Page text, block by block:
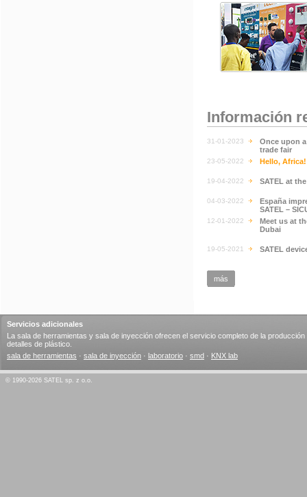
Información
31-01-2023
Once upon a
trade fair
23-05-2022 Hello, Africa!
19-04-2022 SATEL at
04-03-2022
España
SATEL –
12-01-2022
Meet us at
Dubai
19-05-2021 SATEL
más
Servicios adicionales
La sala de herramientas y sala de inyección ofrecen el servicio completo de la producción
detalles de plástico.
sala de herramientas · sala de inyección · laboratorio · smd · KNX lab
© 1990-2026 SATEL sp. z o.o.